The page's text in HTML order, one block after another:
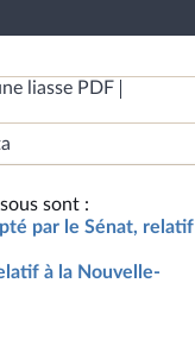
liasse PDF
sont :
par le Sénat, relatif
à la Nouvelle-